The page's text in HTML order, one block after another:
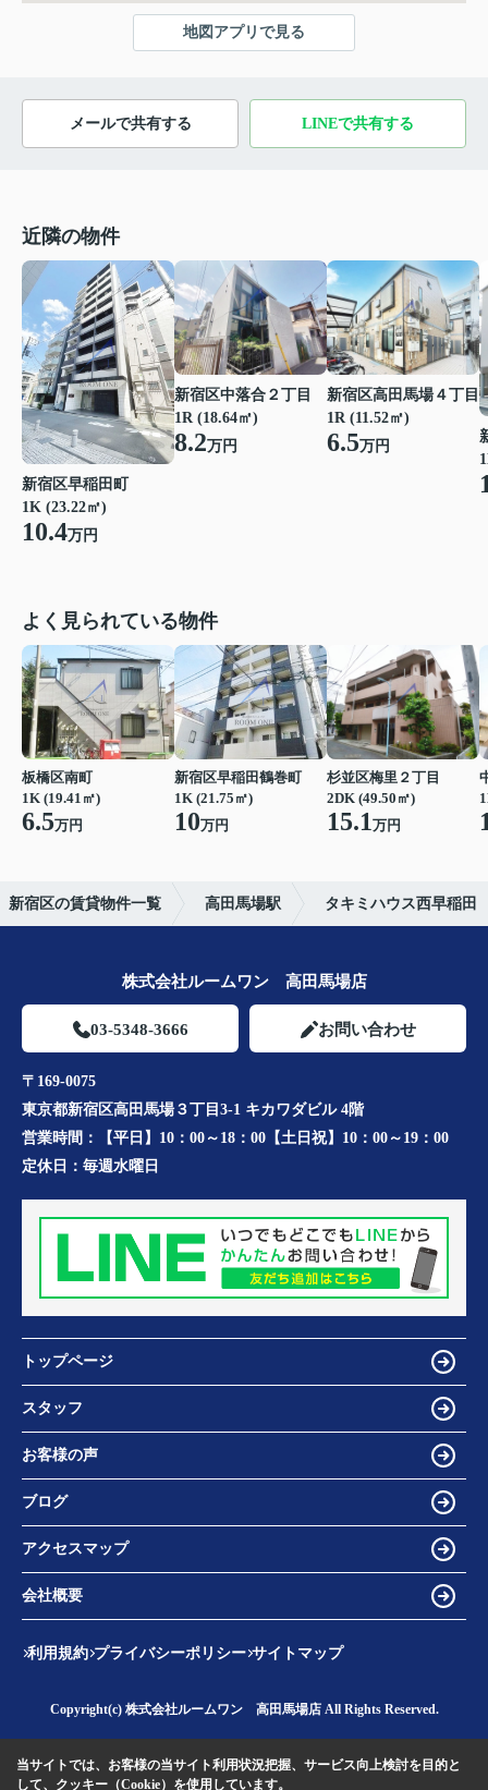
地図アプリで見る
メールで共有する LINEで共有する
近隣の物件
新宿区早稲田町
1K (23.22㎡)
10.4万円
新宿区中落合２丁目
1R (18.64㎡)
8.2万円
新宿区高田馬場４丁目
1R (11.52㎡)
6.5万円
よく見られている物件
板橋区南町
1K (19.41㎡)
6.5万円
新宿区早稲田鶴巻町
1K (21.75㎡)
10万円
杉並区梅里２丁目
2DK (49.50㎡)
15.1万円
新宿区の賃貸物件一覧 高田馬場駅 タキミハウス西早稲田
株式会社ルームワン 高田馬場店
03-5348-3666 お問い合わせ
〒169-0075
東京都新宿区高田馬場３丁目3-1 キカワダビル 4階
営業時間：
【平日】10：00～18：00【土日祝】10：00～19：00
定休日： 毎週水曜日
トップページ
スタッフ
お客様の声
ブログ
アクセスマップ
会社概要
利用規約 プライバシーポリシー サイトマップ
Copyright(c) 株式会社ルームワン 高田馬場店 All Rights Reserved.
当サイトでは、お客様の当サイト利用状況把握、サービス向上検討を目的と
して、クッキー（Cookie）を使用しています。